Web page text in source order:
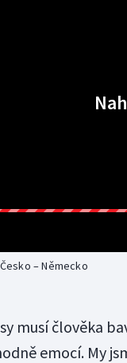
– Německo
musí člověka
emocí. My